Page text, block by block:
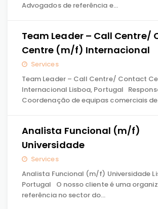
Advogados de referência e…
Team Leader – Call Centre/
Centre (m/f) Internacional
Services
Team Leader – Call Centre/ Contact
Internacional Lisboa, Portugal
Coordenação de equipas comerciais
Analista Funcional (m/f)
Universidade
Services
Analista Funcional (m/f) Universidade
Portugal O nosso cliente é uma
referência no sector do…